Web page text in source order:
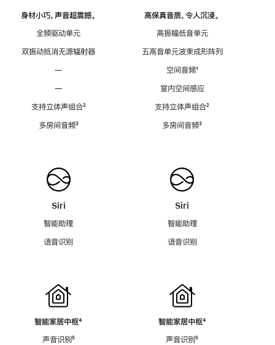
身材小巧，声音超震撼。
全频驱动单元
双振动抵消无源辐射器
—
—
支持立体声组合脚
²
多房间音频脚
³
Siri
智能助理
语音识别
智能家居中枢脚
⁴
声音识别脚
⁵
高保真音质，令人沉浸。
高振幅低音单元
五高音单元波束成形阵列
空间音频脚
¹
室内空间感应
支持立体声组合脚
²
多房间音频脚
³
Siri
智能助理
语音识别
智能家居中枢脚
⁴
声音识别脚
⁵